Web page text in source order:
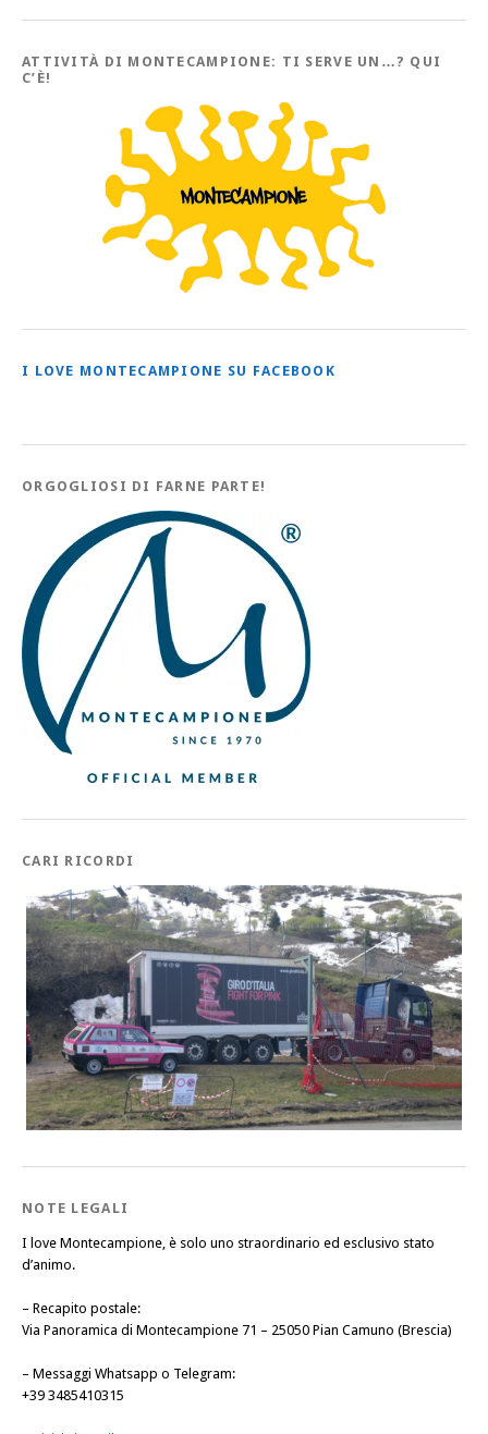
tutti
Articoli
ATTIVITÀ DI MONTECAMPIONE: TI SERVE UN…? QUI
C’È!
I LOVE MONTECAMPIONE SU FACEBOOK
ORGOGLIOSI DI FARNE PARTE!
CARI RICORDI
NOTE LEGALI
I love Montecampione, è solo uno straordinario ed esclusivo stato
d’animo.
– Recapito postale:
Via Panoramica di Montecampione 71 – 25050 Pian Camuno (Brescia)
– Messaggi Whatsapp o Telegram:
+39 3485410315